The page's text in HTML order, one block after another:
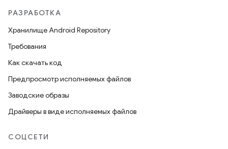
РАЗРАБОТКА
Хранилище Android Repository
Требования
Как скачать код
Предпросмотр исполняемых файлов
Заводские образы
Драйверы в виде исполняемых файлов
СОЦСЕТИ